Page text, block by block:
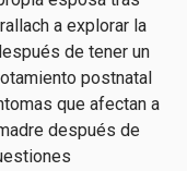
a explorar la
de tener un
postnatal
que afectan a
después de